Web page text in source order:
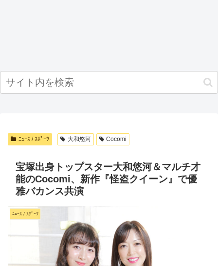
ﾆｭｰｽ / ｽﾎﾟｰﾂ 大和悠河 Cocomi
宝塚出身トップスター大和悠河＆マルチ才
能のCocomi、新作『怪盗クイーン』で優
雅バカンス共演
ﾆｭｰｽ / ｽﾎﾟｰﾂ